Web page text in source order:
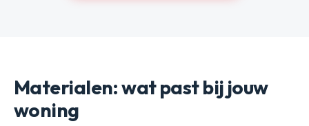
Materialen: wat past bij jouw
woning